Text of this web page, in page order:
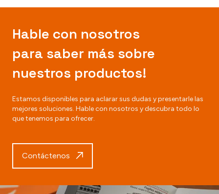
Hable con nosotros
para saber más sobre
nuestros productos!
Estamos disponibles para aclarar sus dudas y presentarle las
mejores soluciones. Hable con nosotros y descubra todo lo
que tenemos para ofrecer.
Contáctenos